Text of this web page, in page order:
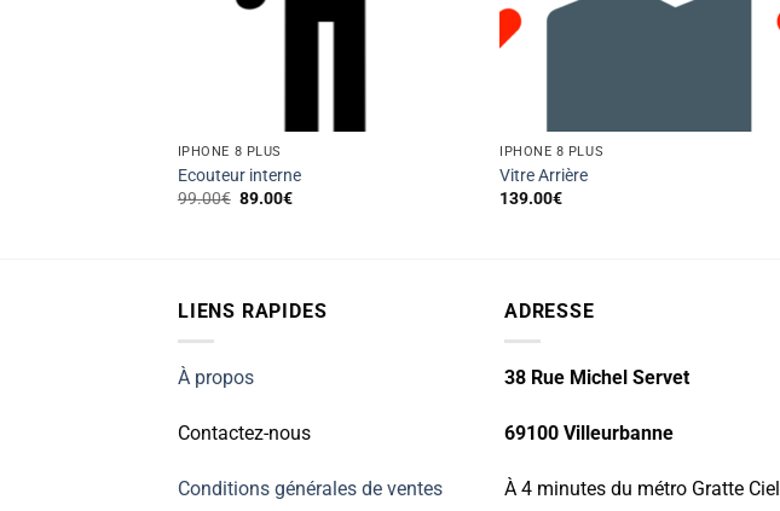
IPHONE 8 PLUS
Ecouteur interne
99.00€ Le
89.00€Le
IPHONE 8 PLUS
Vitre Arrière
139.00€
LIENS RAPIDES
À propos
Contactez-nous
Conditions générales de ventes
ADRESSE
38 Rue Michel Servet
69100 Villeurbanne
À 4 minutes du métro Gratte Ciel